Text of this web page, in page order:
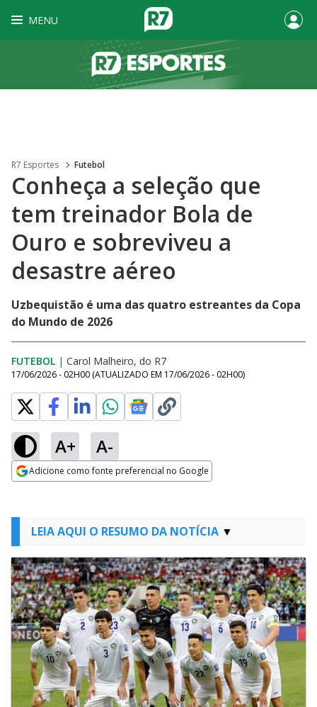
MENU
R7 Esportes Futebol
Conheça a seleção que
tem treinador Bola de
Ouro e sobreviveu a
desastre aéreo
Uzbequistão é uma das quatro estreantes da Copa
do Mundo de 2026
FUTEBOL | Carol Malheiro, do R7
17/06/2026 - 02H00 (ATUALIZADO EM 17/06/2026 - 02H00)
A+ A-
Adicione como fonte preferencial no Google
LEIA AQUI O RESUMO DA NOTÍCIA